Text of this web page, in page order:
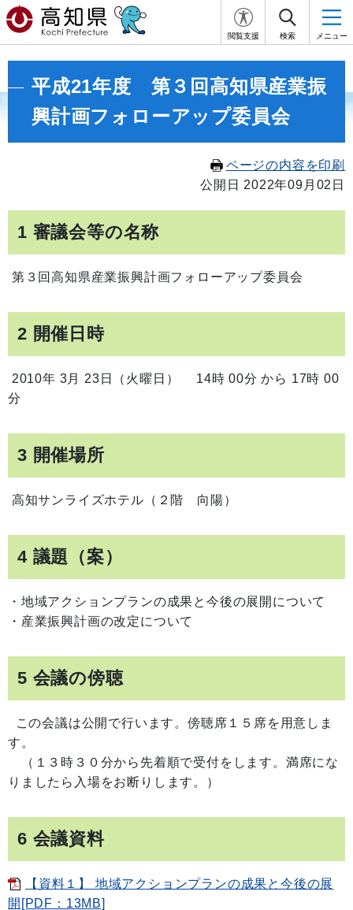
閲覧支援 検索 メニュー
平成21年度 第３回高知県産業振
興計画フォローアップ委員会
ページの内容を印刷
公開日 2022年09月02日
1 審議会等の名称
第３回高知県産業振興計画フォローアップ委員会
2 開催日時
2010年 3月 23 日（火曜日） 14時 00分 から 17時 00
分
3 開催場所
高知サンライズホテル（２階 向陽）
4 議題（案）
・地域アクションプランの成果と今後の展開について
・産業振興計画の改定について
5 会議の傍聴
この会議は公開で行います。傍聴席１５席を用意しま
す。
（１３時３０分から先着順で受付をします。満席にな
りましたら入場をお断りします。）
6 会議資料
【資料１】 地域アクションプランの成果と今後の展
開[PDF：13MB]